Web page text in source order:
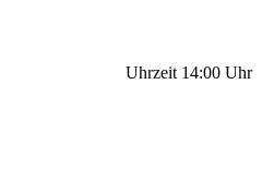
Uhrzeit 14:00 Uhr